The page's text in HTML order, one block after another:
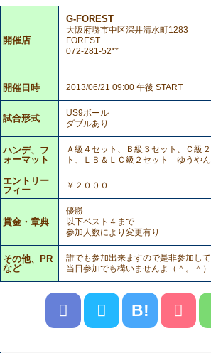
開催店
G-FOREST
大阪府堺市中区深井清
072-281-52**
開催日時 2013/06/21 09:00 午後 START
試合形式
US9ボール
ダブルあり
ハンデ、フ
ォーマット
Ａ級４セット、Ｂ級３セット、Ｃ級
ト、ＬＢ＆ＬＣ級２セット ゆうや
エントリー
フィー
￥２０００
賞金・章典
優勝
以下ベスト４まで
参加人数により変更有り
その他、PR
など
誰でも参加出来ますので是非参加して
当日参加でも構いませんよ（＾。＾）
B!